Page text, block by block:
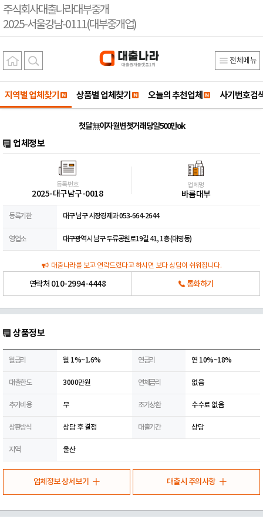
주식회사대출나라대부중개
2025-서울강남-0111(대부중개업)
전체메뉴
지역별 업체찾기 상품별 업체찾기 오늘의 추천업체 사기번호검
첫달 無이자 월변 첫거래 당일 500만ok
업체정보
등록번호
2025-대구남구-0018
업체명
바름대부
등록기관 대구 남구 시장경제과 053-664-2644
영업소 대구광역시 남구 두류공원로19길 41, 1층 (대명동)
대출나라를 보고 연락드렸다고 하시면 보다 상담이 쉬워집니다.
연락처 010-2994-4448 통화하기
상품정보
월금리 월 1%~1.6% 연금리 연 10%~18%
대출한도 3000만원 연체금리 없음
추가비용 무 조기상환 수수료 없음
상환방식 상담 후 결정 대출기간 상담
지역 울산
업체정보 상세보기 대출시 주의사항